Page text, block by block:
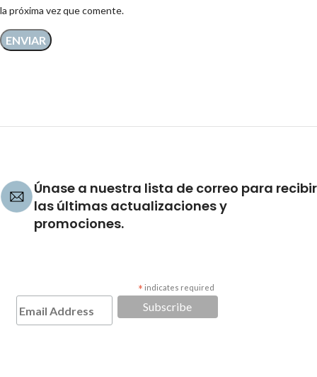
la próxima vez que comente.
Únase a nuestra lista de correo para recibir
las últimas actualizaciones y
promociones.
* indicates required